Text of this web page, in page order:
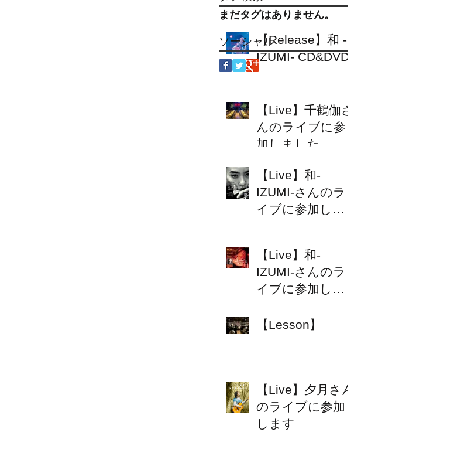
【Release】和 -
IZUMI- CD&DVD
【Live】千鶴伽さ
んのライブに参
加しました
【Live】和-
IZUMI-さんのラ
イブに参加しま
【Live】和-
IZUMI-さんのラ
イブに参加しま
【Lesson】
【Live】夕月さん
のライブに参加
します
まだタグはありません。
ソーシャル